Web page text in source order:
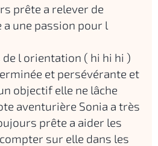
prête a relever de
a une passion pour l
de l orientation ( hi hi hi )
et persévérante et
objectif elle ne lâche
aventurière Sonia a très
prête a aider les
sur elle dans les